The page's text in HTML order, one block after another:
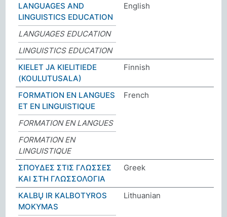
LANGUAGES AND
LINGUISTICS EDUCATION
English
LANGUAGES EDUCATION
LINGUISTICS EDUCATION
KIELET JA KIELITIEDE
(KOULUTUSALA)
Finnish
FORMATION EN LANGUES
ET EN LINGUISTIQUE
French
FORMATION EN LANGUES
FORMATION EN
LINGUISTIQUE
ΣΠΟΥΔΕΣ ΣΤΙΣ ΓΛΩΣΣΕΣ
ΚΑΙ ΣΤΗ ΓΛΩΣΣΟΛΟΓΙΑ
Greek
KALBŲ IR KALBOTYROS
MOKYMAS
Lithuanian